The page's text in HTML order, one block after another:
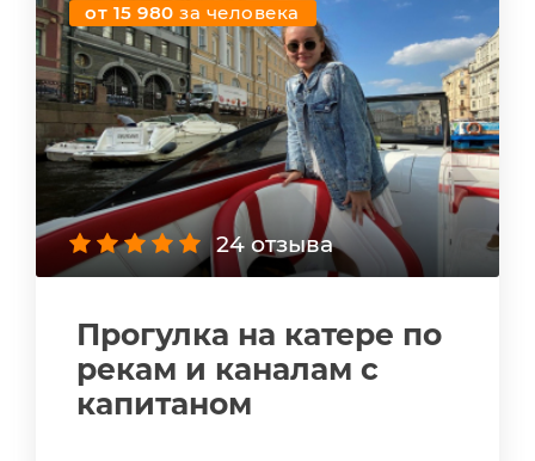
от 15 980за человека
24 отзыва
Прогулка на катере по
рекам и каналам с
капитаном